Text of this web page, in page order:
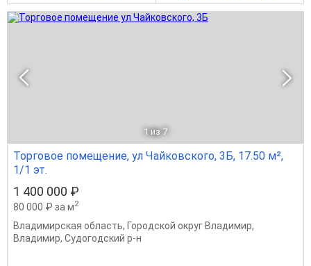
1 из 7
Торговое помещение, ул Чайковского, 3Б, 17.50 м²,
1/1 эт.
1 400 000 ₽
80 000 ₽ за м2
Владимирская область, Городской округ Владимир,
Владимир, Судогодский р-н